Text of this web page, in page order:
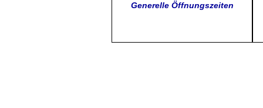
Generelle Öffnungszeiten